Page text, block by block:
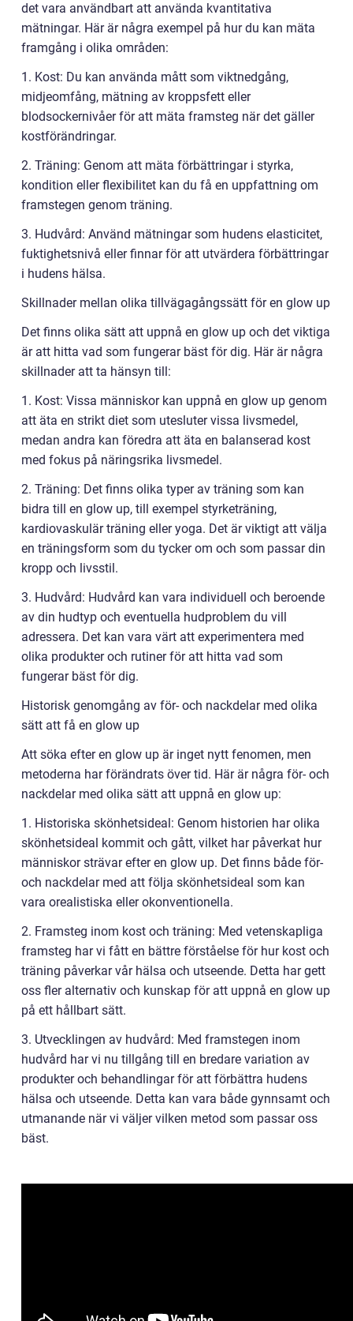
det vara användbart att använda kvantitativa
mätningar. Här är några exempel på hur du kan mäta
framgång i olika områden:
1. Kost: Du kan använda mått som viktnedgång,
midjeomfång, mätning av kroppsfett eller
blodsockernivåer för att mäta framsteg när det gäller
kostförändringar.
2. Träning: Genom att mäta förbättringar i styrka,
kondition eller flexibilitet kan du få en uppfattning om
framstegen genom träning.
3. Hudvård: Använd mätningar som hudens elasticitet,
fuktighetsnivå eller finnar för att utvärdera förbättringar
i hudens hälsa.
Skillnader mellan olika tillvägagångssätt för en glow up
Det finns olika sätt att uppnå en glow up och det viktiga
är att hitta vad som fungerar bäst för dig. Här är några
skillnader att ta hänsyn till:
1. Kost: Vissa människor kan uppnå en glow up genom
att äta en strikt diet som utesluter vissa livsmedel,
medan andra kan föredra att äta en balanserad kost
med fokus på näringsrika livsmedel.
2. Träning: Det finns olika typer av träning som kan
bidra till en glow up, till exempel styrketräning,
kardiovaskulär träning eller yoga. Det är viktigt att välja
en träningsform som du tycker om och som passar din
kropp och livsstil.
3. Hudvård: Hudvård kan vara individuell och beroende
av din hudtyp och eventuella hudproblem du vill
adressera. Det kan vara värt att experimentera med
olika produkter och rutiner för att hitta vad som
fungerar bäst för dig.
Historisk genomgång av för- och nackdelar med olika
sätt att få en glow up
Att söka efter en glow up är inget nytt fenomen, men
metoderna har förändrats över tid. Här är några för- och
nackdelar med olika sätt att uppnå en glow up:
1. Historiska skönhetsideal: Genom historien har olika
skönhetsideal kommit och gått, vilket har påverkat hur
människor strävar efter en glow up. Det finns både för-
och nackdelar med att följa skönhetsideal som kan
vara orealistiska eller okonventionella.
2. Framsteg inom kost och träning: Med vetenskapliga
framsteg har vi fått en bättre förståelse för hur kost och
träning påverkar vår hälsa och utseende. Detta har gett
oss fler alternativ och kunskap för att uppnå en glow up
på ett hållbart sätt.
3. Utvecklingen av hudvård: Med framstegen inom
hudvård har vi nu tillgång till en bredare variation av
produkter och behandlingar för att förbättra hudens
hälsa och utseende. Detta kan vara både gynnsamt och
utmanande när vi väljer vilken metod som passar oss
bäst.